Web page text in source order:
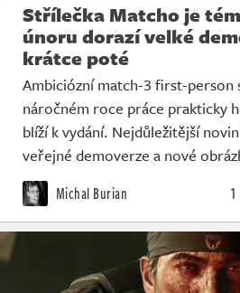
Střílečka Matcho je
únoru dorazí velké
krátce poté
Ambiciózní match-3 first-person
náročném roce práce prakticky
blíží k vydání. Nejdůležitější
veřejné demoverze a nové
Michal Burian